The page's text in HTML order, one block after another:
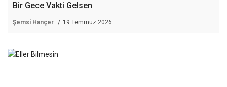
Bir Gece Vakti Gelsen
Şemsi Hançer 19 Temmuz 2026